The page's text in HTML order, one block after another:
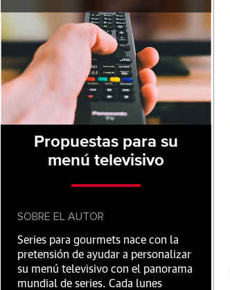
Propuestas para su
menú televisivo
SOBRE EL AUTOR
Series para gourmets nace con la
pretensión de ayudar a personalizar
su menú televisivo con el panorama
mundial de series. Cada lunes